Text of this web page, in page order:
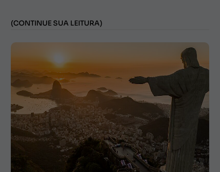
(CONTINUE SUA LEITURA)